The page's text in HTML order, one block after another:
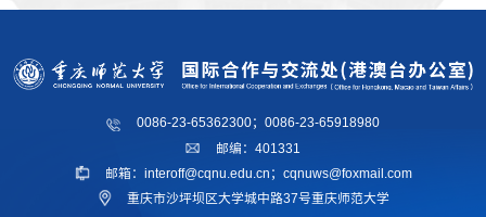
0086-23-65362300；0086-23-65918980
邮编：401331
邮箱：interoff@cqnu.edu.cn；cqnuws@foxmail.com
重庆市沙坪坝区大学城中路37号重庆师范大学